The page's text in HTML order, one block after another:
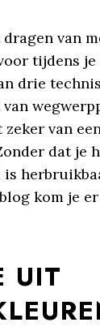
van
tijdens
drie
zeker van
dat je
kom je
UIT